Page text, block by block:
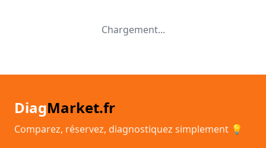
Chargement...
DiagMarket.fr
Comparez, réservez, diagnostiquez simplement 💡